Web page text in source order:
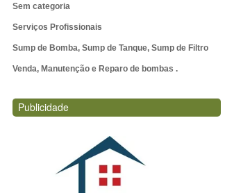
Sem categoria
Serviços Profissionais
Sump de Bomba, Sump de Tanque, Sump de Filtro
Venda, Manutenção e Reparo de bombas .
Publicidade